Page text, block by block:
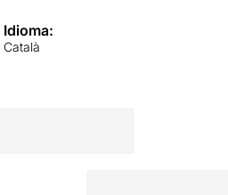
Idioma:
Català